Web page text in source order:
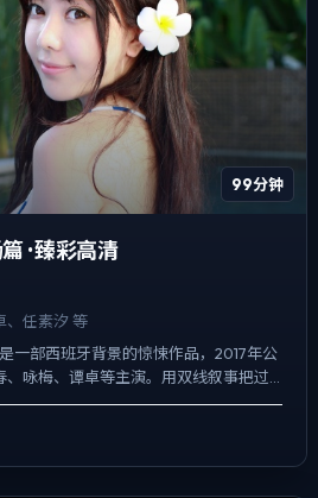
99分钟
· 臻彩高清
、任素汐 等
一部西班牙背景的惊悚作品，2017年公
、咏梅、谭卓等主演。用双线叙事把过
并不喧宾夺主，却成为推动主...